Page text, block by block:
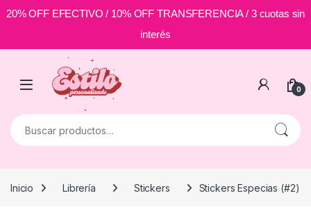
20% OFF EFECTIVO / 10% OFF TRANSFERENCIA / 3 cuotas sin
interés
Skip to navigation
0
Buscar por:
Inicio Librería Stickers Stickers Especias (#2)